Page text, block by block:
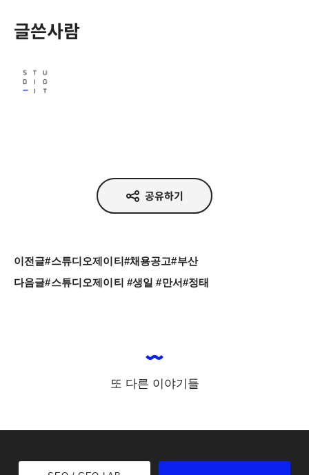
글쓴사람
Studio JT
공유하기
이전글#스튜디오제이티#채용공고#부산
다음글#스튜디오제이티 #생일 #만서#정태
또 다른 이야기들